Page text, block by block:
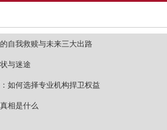
自我救赎与未来三大出路
与迷途
如何选择专业机构捍卫权益
相是什么